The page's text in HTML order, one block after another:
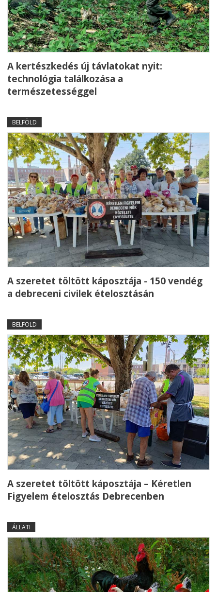
A kertészkedés új távlatokat nyit:
technológia találkozása a
természetességgel
BELFÖLD
A szeretet töltött káposztája - 150 vendég
a debreceni civilek ételosztásán
BELFÖLD
A szeretet töltött káposztája – Kéretlen
Figyelem ételosztás Debrecenben
ÁLLATI